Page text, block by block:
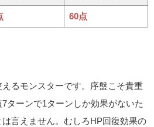
60点
るモンスターです。序盤こそ貴重
ターンで1ターンしか効果がないた
言えません。むしろHP回復効果の